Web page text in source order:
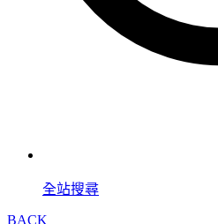
全站搜尋
BACK